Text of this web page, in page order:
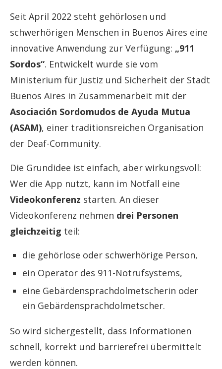
Seit April 2022 steht gehörlosen und
schwerhörigen Menschen in Buenos Aires eine
innovative Anwendung zur Verfügung: „911
Sordos“. Entwickelt wurde sie vom
Ministerium für Justiz und Sicherheit der Stadt
Buenos Aires in Zusammenarbeit mit der
Asociación Sordomudos de Ayuda Mutua
(ASAM), einer traditionsreichen Organisation
der Deaf-Community.
Die Grundidee ist einfach, aber wirkungsvoll:
Wer die App nutzt, kann im Notfall eine
Videokonferenz starten. An dieser
Videokonferenz nehmen drei Personen
gleichzeitig teil:
die gehörlose oder schwerhörige Person,
ein Operator des 911-Notrufsystems,
eine Gebärdensprachdolmetscherin oder
ein Gebärdensprachdolmetscher.
So wird sichergestellt, dass Informationen
schnell, korrekt und barrierefrei übermittelt
werden können.